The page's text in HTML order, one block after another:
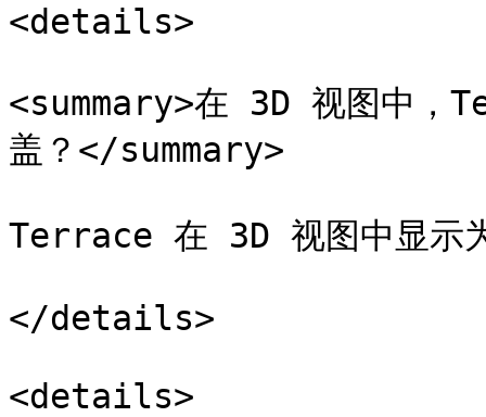
<details>
<summary>在 3D 视图中，
盖？</summary>
Terrace 在 3D 视图中显示
</details>
<details>